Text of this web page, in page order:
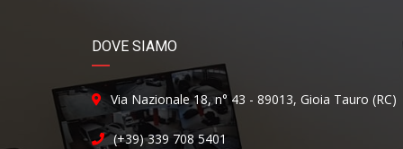
DOVE SIAMO
Via Nazionale 18, n° 43 - 89013, Gioia Tauro (RC)
(+39) 339 708 5401